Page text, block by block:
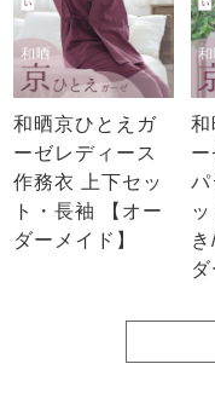
和晒京ひとえガ
ーゼレディース
作務衣 上下セッ
ト・長袖 【オー
ダーメイド】
和
パ
ダ